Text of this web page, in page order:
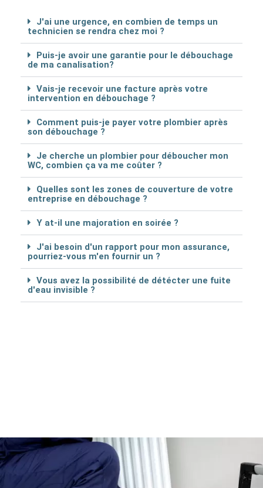
J'ai une urgence, en combien de temps un
technicien se rendra chez moi ?
Puis-je avoir une garantie pour le débouchage
de ma canalisation?
Vais-je recevoir une facture après votre
intervention en débouchage ?
Comment puis-je payer votre plombier après
son débouchage ?
Je cherche un plombier pour déboucher mon
WC, combien ça va me coûter ?
Quelles sont les zones de couverture de votre
entreprise en débouchage ?
Y at-il une majoration en soirée ?
J'ai besoin d'un rapport pour mon assurance,
pourriez-vous m'en fournir un ?
Vous avez la possibilité de détécter une fuite
d'eau invisible ?